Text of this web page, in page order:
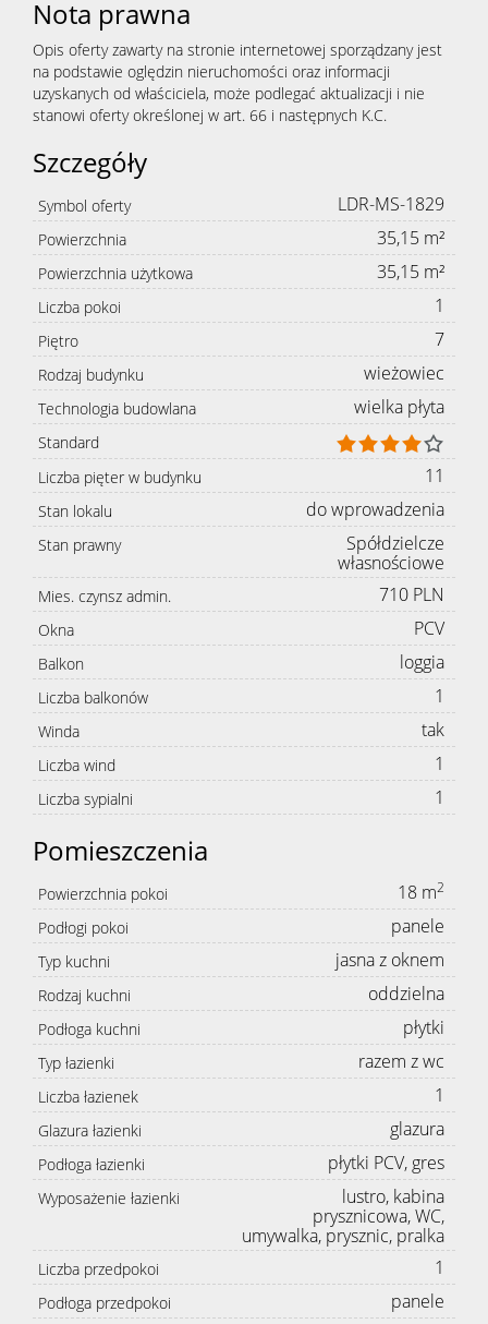
Nota prawna
Opis oferty zawarty na stronie internetowej sporządzany jest
na podstawie oględzin nieruchomości oraz informacji
uzyskanych od właściciela, może podlegać aktualizacji i nie
stanowi oferty określonej w art. 66 i następnych K.C.
Szczegóły
Symbol oferty LDR-MS-1829
Powierzchnia 35,15 m²
Powierzchnia użytkowa 35,15 m²
Liczba pokoi 1
Piętro 7
Rodzaj budynku wieżowiec
Technologia budowlana wielka płyta
Standard
Liczba pięter w budynku
11
Stan lokalu do wprowadzenia
Stan prawny
Spółdzielcze
własnościowe
Mies. czynsz admin. 710 PLN
Okna PCV
Balkon loggia
Liczba balkonów 1
Winda tak
Liczba wind 1
Liczba sypialni 1
Pomieszczenia
Powierzchnia pokoi 18 m2
Podłogi pokoi panele
Typ kuchni jasna z oknem
Rodzaj kuchni oddzielna
Podłoga kuchni płytki
Typ łazienki razem z wc
Liczba łazienek 1
Glazura łazienki glazura
Podłoga łazienki płytki PCV, gres
Wyposażenie łazienki
lustro, kabina
prysznicowa, WC,
umywalka, prysznic, pralka
Liczba przedpokoi 1
Podłoga przedpokoi panele